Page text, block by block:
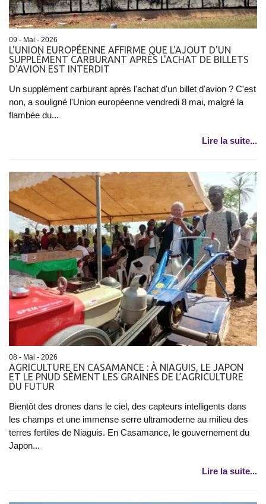
09 - Mai - 2026
L'UNION EUROPÉENNE AFFIRME QUE L'AJOUT D'UN
SUPPLÉMENT CARBURANT APRÈS L'ACHAT DE BILLETS
D'AVION EST INTERDIT
Un supplément carburant après l'achat d'un billet d'avion ? C'est
non, a souligné l'Union européenne vendredi 8 mai, malgré la
flambée du...
Lire la suite...
08 - Mai - 2026
AGRICULTURE EN CASAMANCE : À NIAGUIS, LE JAPON
ET LE PNUD SÈMENT LES GRAINES DE L’AGRICULTURE
DU FUTUR
Bientôt des drones dans le ciel, des capteurs intelligents dans
les champs et une immense serre ultramoderne au milieu des
terres fertiles de Niaguis. En Casamance, le gouvernement du
Japon...
Lire la suite...